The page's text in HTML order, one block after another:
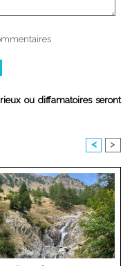
ou diffamatoires seront
< >